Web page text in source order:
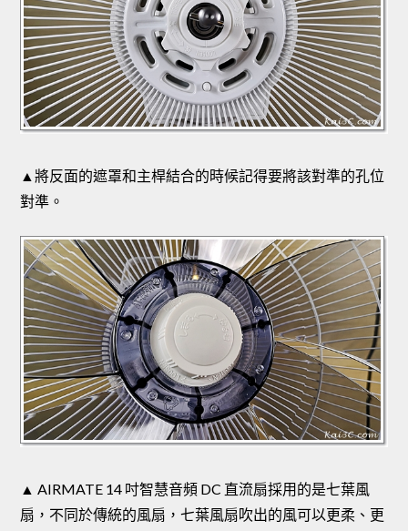
▲將反面的遮罩和主桿結合的時候記得要將該對準的孔位
對準。
▲ AIRMATE 14 吋智慧音頻 DC 直流扇採用的是七葉風
扇，不同於傳統的風扇，七葉風扇吹出的風可以更柔、更